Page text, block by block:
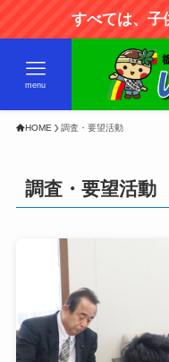
すべては、子
menu
HOME 調査・要望活動
調査・要望活動